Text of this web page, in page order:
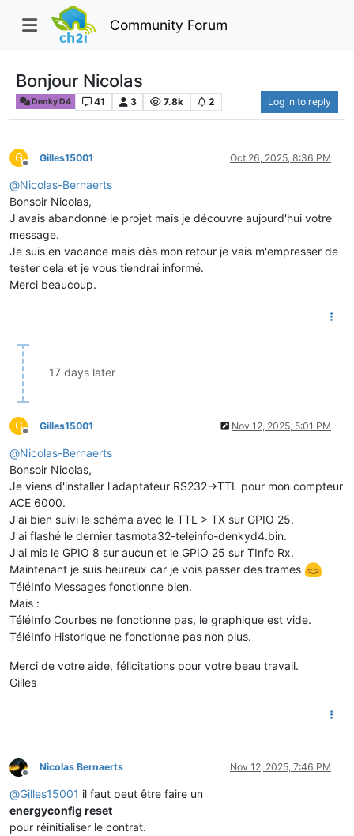
Community Forum
Bonjour Nicolas
Denky D4 41 3 7.8k 2 Log in to reply
G
Offline
Gilles15001 Oct 26, 2025, 8:36 PM
@Nicolas-Bernaerts
Bonsoir Nicolas,
J'avais abandonné le projet mais je découvre aujourd'hui votre
message.
Je suis en vacance mais dès mon retour je vais m'empresser de
tester cela et je vous tiendrai informé.
Merci beaucoup.
17 days later
G
Offline
Gilles15001 Nov 12, 2025, 5:01 PM
@Nicolas-Bernaerts
Bonsoir Nicolas,
Je viens d'installer l'adaptateur RS232->TTL pour mon compteur
ACE 6000.
J'ai bien suivi le schéma avec le TTL > TX sur GPIO 25.
J'ai flashé le dernier tasmota32-teleinfo-denkyd4.bin.
J'ai mis le GPIO 8 sur aucun et le GPIO 25 sur TInfo Rx.
Maintenant je suis heureux car je vois passer des trames
TéléInfo Messages fonctionne bien.
Mais :
TéléInfo Courbes ne fonctionne pas, le graphique est vide.
TéléInfo Historique ne fonctionne pas non plus.
Merci de votre aide, félicitations pour votre beau travail.
Gilles
Offline
Nicolas Bernaerts Nov 12, 2025, 7:46 PM
@Gilles15001 il faut peut être faire un
energyconfig reset
pour réinitialiser le contrat.